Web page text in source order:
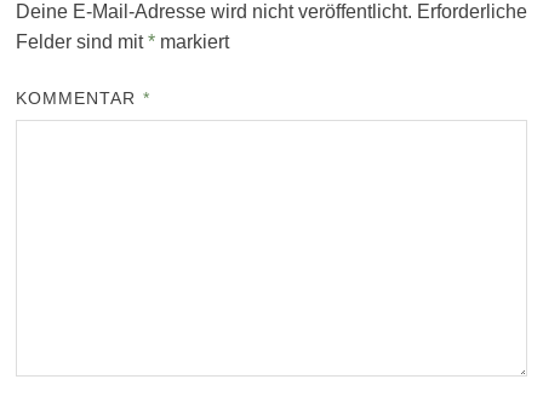
Deine E-Mail-Adresse wird nicht veröffentlicht. Erforderliche
Felder sind mit*markiert
KOMMENTAR *